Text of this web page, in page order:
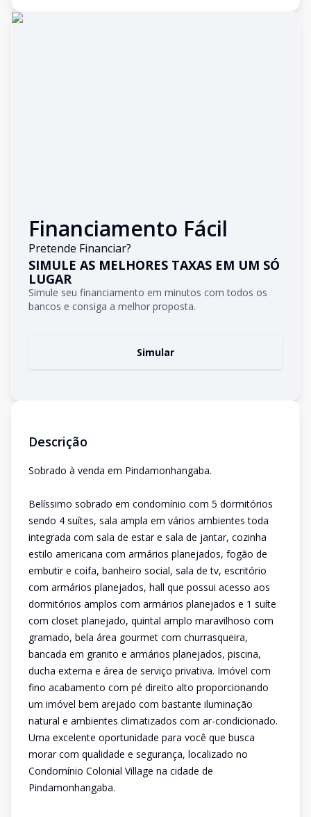
Financiamento Fácil
Pretende Financiar?
SIMULE AS MELHORES TAXAS EM UM SÓ
LUGAR
Simule seu financiamento em minutos com todos os
bancos e consiga a melhor proposta.
Simular
Descrição
Sobrado à venda em Pindamonhangaba.
Belíssimo sobrado em condomínio com 5 dormitórios
sendo 4 suítes, sala ampla em vários ambientes toda
integrada com sala de estar e sala de jantar, cozinha
estilo americana com armários planejados, fogão de
embutir e coifa, banheiro social, sala de tv, escritório
com armários planejados, hall que possui acesso aos
dormitórios amplos com armários planejados e 1 suíte
com closet planejado, quintal amplo maravilhoso com
gramado, bela área gourmet com churrasqueira,
bancada em granito e armários planejados, piscina,
ducha externa e área de serviço privativa. Imóvel com
fino acabamento com pé direito alto proporcionando
um imóvel bem arejado com bastante iluminação
natural e ambientes climatizados com ar-condicionado.
Uma excelente oportunidade para você que busca
morar com qualidade e segurança, localizado no
Condomínio Colonial Village na cidade de
Pindamonhangaba.